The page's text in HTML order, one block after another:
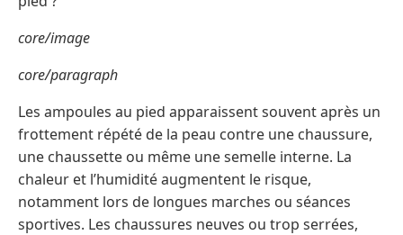
core/image
core/paragraph
Les ampoules au pied apparaissent souvent après un
frottement répété de la peau contre une chaussure,
une chaussette ou même une semelle interne. La
chaleur et l’humidité augmentent le risque,
notamment lors de longues marches ou séances
sportives. Les chaussures neuves ou trop serrées,